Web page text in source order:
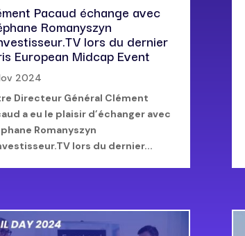
Pacaud échange avec
Romanyszyn
lors du dernier
European Midcap Event
2024
Directeur Général Clément
a eu le plaisir d’échanger avec
Romanyszyn
lors du dernier...